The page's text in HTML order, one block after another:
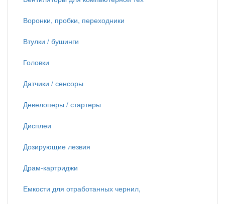
Воронки, пробки, переходники
Втулки / бушинги
Головки
Датчики / сенсоры
Девелоперы / стартеры
Дисплеи
Дозирующие лезвия
Драм-картриджи
Емкости для отработанных чернил,